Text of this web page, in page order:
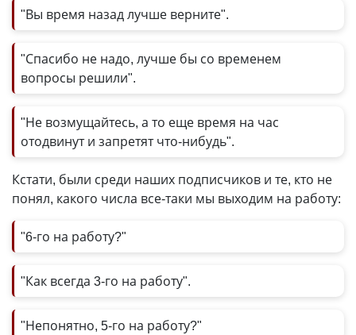
"Вы время назад лучше верните".
"Спасибо не надо, лучше бы со временем
вопросы решили".
"Не возмущайтесь, а то еще время на час
отодвинут и запретят что-нибудь".
Кстати, были среди наших подписчиков и те, кто не
понял, какого числа все-таки мы выходим на работу:
"6-го на работу?"
"Как всегда 3-го на работу".
"Непонятно, 5-го на работу?"